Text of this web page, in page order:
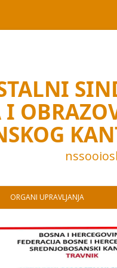
ORGANI UPRAVLJANJA